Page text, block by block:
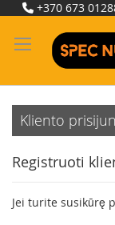
Skip
Content
+370 673
Kliento
Registruoti
Jei turite susikūrę